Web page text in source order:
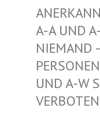
RKANNT!
UND A-W
MAND –
SONEN
A-W SIND
BOTEN!